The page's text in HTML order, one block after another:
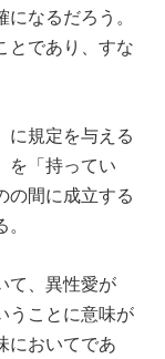
なるだろう。
とであり、すな
規定を与える
を「持ってい
の間に成立する
て、異性愛が
うことに意味が
においてであ